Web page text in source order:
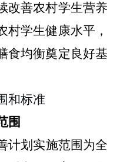
改善农村学生营养
村学生健康水平，
食均衡奠定良好基
和标准
围
计划实施范围为全